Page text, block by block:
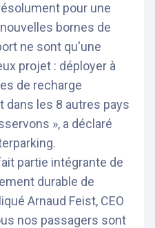
pour une
bornes de
ne sont qu'une
projet : déployer à
de recharge
dans les 8 autres pays
», a déclaré
partie intégrante de
durable de
Arnaud Feist, CEO
nos passagers sont